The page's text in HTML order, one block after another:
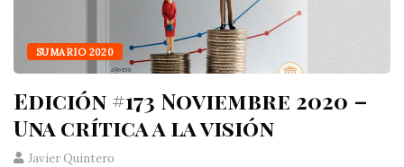
SUMARIO 2020
Edición #173 Noviembre 2020 –
Una crítica a la visión
Javier Quintero